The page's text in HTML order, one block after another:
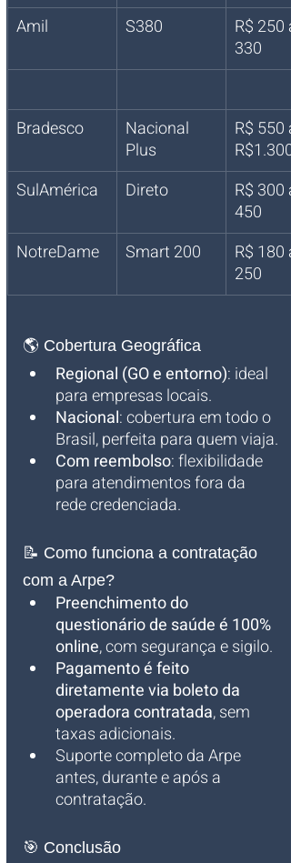
Amil
S380
R$ 250
330
Bradesco
Nacional
Plus
R$ 550 a
R$1.300
SulAmérica
Direto
R$ 300
450
NotreDame
Smart 200
R$ 180
250
🌎 Cobertura Geográfica
Regional (GO e entorno): ideal
para empresas locais.
Nacional: cobertura em todo o
Brasil, perfeita para quem viaja.
Com reembolso: flexibilidade
para atendimentos fora da
rede credenciada.
📝 Como funciona a contratação
com a Arpe?
Preenchimento do
questionário de saúde é 100%
online, com segurança e sigilo.
Pagamento é feito
diretamente via boleto da
operadora contratada, sem
taxas adicionais.
Suporte completo da Arpe
antes, durante e após a
contratação.
🎯 Conclusão